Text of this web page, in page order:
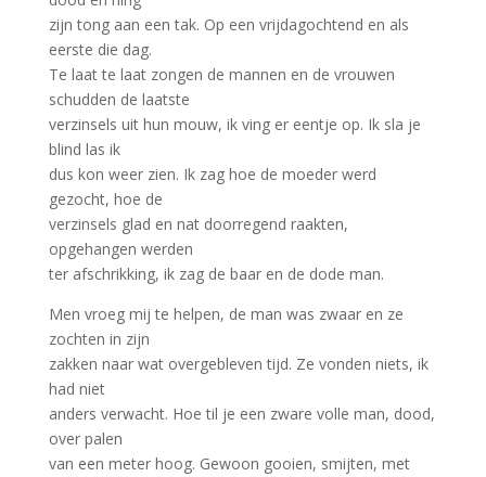
zijn tong aan een tak. Op een vrijdagochtend en als
eerste die dag.
Te laat te laat zongen de mannen en de vrouwen
schudden de laatste
verzinsels uit hun mouw, ik ving er eentje op. Ik sla je
blind las ik
dus kon weer zien. Ik zag hoe de moeder werd
gezocht, hoe de
verzinsels glad en nat doorregend raakten,
opgehangen werden
ter afschrikking, ik zag de baar en de dode man.
Men vroeg mij te helpen, de man was zwaar en ze
zochten in zijn
zakken naar wat overgebleven tijd. Ze vonden niets, ik
had niet
anders verwacht. Hoe til je een zware volle man, dood,
over palen
van een meter hoog. Gewoon gooien, smijten, met